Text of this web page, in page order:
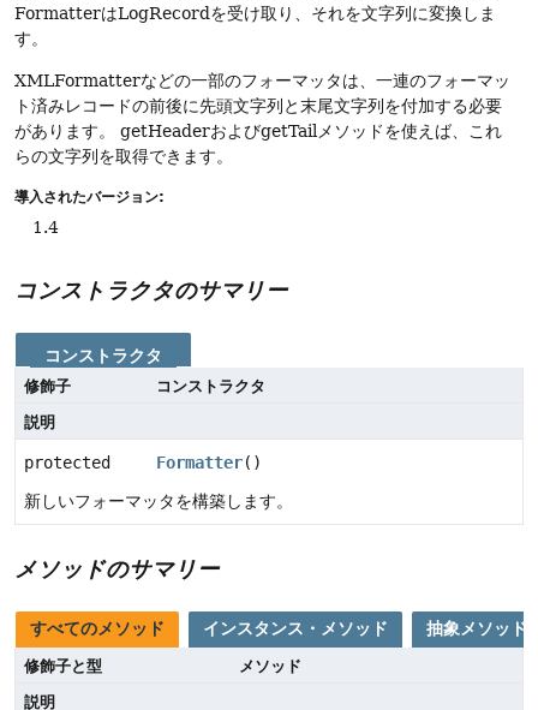
FormatterはLogRecordを受け取り、それを文字列に変換しま
す。
XMLFormatterなどの一部のフォーマッタは、一連のフォーマッ
ト済みレコードの前後に先頭文字列と末尾文字列を付加する必要
があります。
getHeaderおよびgetTailメソッドを使えば、これ
らの文字列を取得できます。
導入されたバージョン:
1.4
コンストラクタのサマリー
コンストラクタ
修飾子
コンストラクタ
説明
protected Formatter()
新しいフォーマッタを構築します。
メソッドのサマリー
すべてのメソッド インスタンス・メソッド 抽象メソッド
修飾子と型
メソッド
説明